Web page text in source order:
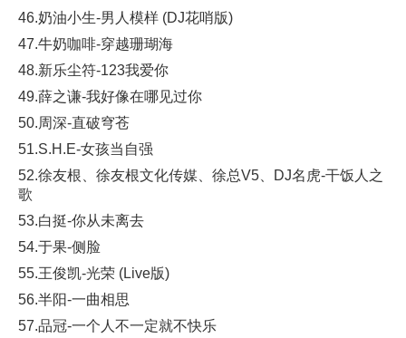
46.奶油小生-男人模样 (DJ花哨版)
47.牛奶咖啡-穿越珊瑚海
48.新乐尘符-123我爱你
49.薛之谦-我好像在哪见过你
50.周深-直破穹苍
51.S.H.E-女孩当自强
52.徐友根、徐友根文化传媒、徐总V5、DJ名虎-干饭人之
歌
53.白挺-你从未离去
54.于果-侧脸
55.王俊凯-光荣 (Live版)
56.半阳-一曲相思
57.品冠-一个人不一定就不快乐